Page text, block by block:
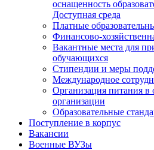
оснащенность
Доступная среда
Платные
Финансово-
Вакантные места для
обучающихся
Стипендии и меры
Международное
Организация питания в
организации
Образовательные
Поступление в корпус
Вакансии
Военные ВУЗы